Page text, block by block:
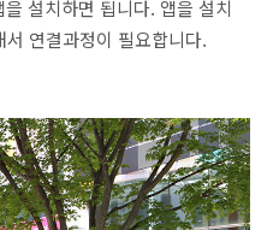
설치하면 됩니다. 앱을 설치
연결과정이 필요합니다.